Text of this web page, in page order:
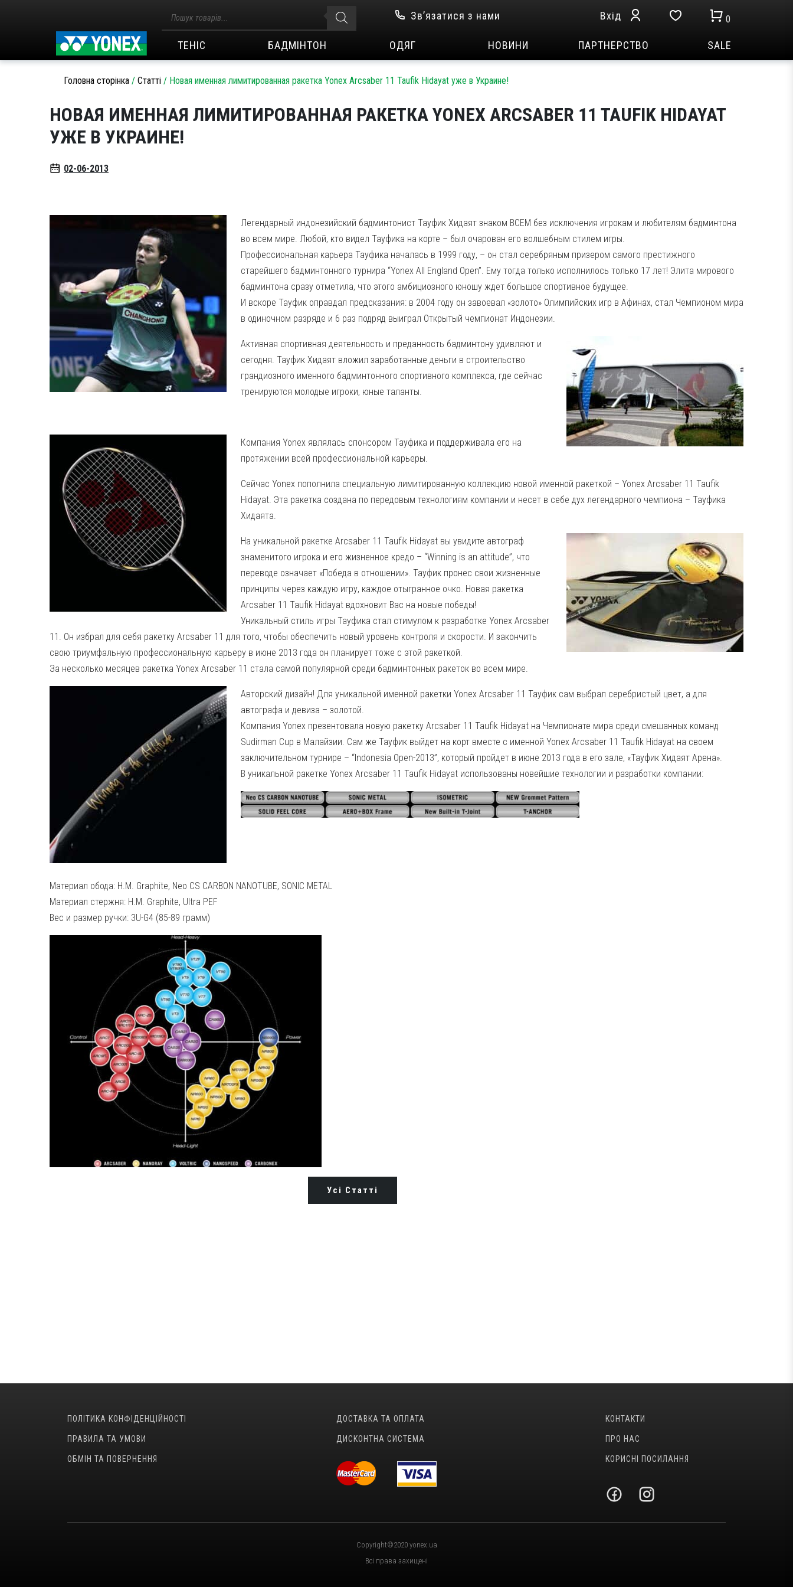
товарів
Зв’язатися з нами Вхід 0
ТЕНІС БАДМІНТОН ОДЯГ НОВИНИ ПАРТНЕРСТВО SALE
Головна сторінка / Статті / Новая именная лимитированная ракетка Yonex Arcsaber 11 Taufik Hidayat уже в Украине!
НОВАЯ ИМЕННАЯ ЛИМИТИРОВАННАЯ РАКЕТКА YONEX ARCSABER 11 TAUFIK HIDAYAT
УЖЕ В УКРАИНЕ!
02-06-2013
Легендарный индонезийский бадминтонист Тауфик Хидаят знаком ВСЕМ без исключения игрокам и любителям бадминтона
во всем мире. Любой, кто видел Тауфика на корте – был очарован его волшебным стилем игры.
Профессиональная карьера Тауфика началась в 1999 году, – он стал серебряным призером самого престижного
старейшего бадминтонного турнира “Yonex All England Open”. Ему тогда только исполнилось только 17 лет! Элита мирового
бадминтона сразу отметила, что этого амбициозного юношу ждет большое спортивное будущее.
И вскоре Тауфик оправдал предсказания: в 2004 году он завоевал «золото» Олимпийских игр в Афинах, стал Чемпионом мира
в одиночном разряде и 6 раз подряд выиграл Открытый чемпионат Индонезии.
Активная спортивная деятельность и преданность бадминтону удивляют и
сегодня. Тауфик Хидаят вложил заработанные деньги в строительство
грандиозного именного бадминтонного спортивного комплекса, где сейчас
тренируются молодые игроки, юные таланты.
Компания Yonex являлась спонсором Тауфика и поддерживала его на
протяжении всей профессиональной карьеры.
Сейчас Yonex пополнила специальную лимитированную коллекцию новой именной ракеткой – Yonex Arcsaber 11 Taufik
Hidayat. Эта ракетка создана по передовым технологиям компании и несет в себе дух легендарного чемпиона – Тауфика
Хидаята.
На уникальной ракетке Arcsaber 11 Taufik Hidayat вы увидите автограф
знаменитого игрока и его жизненное кредо – “Winning is an attitude”, что
переводе означает «Победа в отношении». Тауфик пронес свои жизненные
принципы через каждую игру, каждое отыгранное очко. Новая ракетка
Arcsaber 11 Taufik Hidayat вдохновит Вас на новые победы!
Уникальный стиль игры Тауфика стал стимулом к разработке Yonex Arcsaber
11. Он избрал для себя ракетку Arcsaber 11 для того, чтобы обеспечить новый уровень контроля и скорости. И закончить
свою триумфальную профессиональную карьеру в июне 2013 года он планирует тоже с этой ракеткой.
За несколько месяцев ракетка Yonex Arcsaber 11 стала самой популярной среди бадминтонных ракеток во всем мире.
Авторский дизайн! Для уникальной именной ракетки Yonex Arcsaber 11 Тауфик сам выбрал серебристый цвет, а для
автографа и девиза – золотой.
Компания Yonex презентовала новую ракетку Arcsaber 11 Taufik Hidayat на Чемпионате мира среди смешанных команд
Sudirman Cup в Малайзии. Сам же Тауфик выйдет на корт вместе с именной Yonex Arcsaber 11 Taufik Hidayat на своем
заключительном турнире – “Indonesia Open-2013”, который пройдет в июне 2013 года в его зале, «Тауфик Хидаят Арена».
В уникальной ракетке Yonex Arcsaber 11 Taufik Hidayat использованы новейшие технологии и разработки компании:
Материал обода: H.M. Graphite, Neo CS CARBON NANOTUBE, SONIC METAL
Материал стержня: H.M. Graphite, Ultra PEF
Вес и размер ручки: 3U-G4 (85-89 грамм)
Усі Статті
ПОЛІТИКА КОНФІДЕНЦІЙНОСТІ
ПРАВИЛА ТА УМОВИ
ОБМІН ТА ПОВЕРНЕННЯ
ДОСТАВКА ТА ОПЛАТА
ДИСКОНТНА СИСТЕМА
КОНТАКТИ
ПРО НАС
КОРИСНІ ПОСИЛАННЯ
Copyright©2020 yonex.ua
Всі права захищені